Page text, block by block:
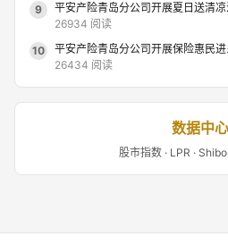
9
平安产险青岛分公司开展夏日送清
26934 阅读
10
平安产险青岛分公司开展保险惠民
26434 阅读
数据中心
股市指数 · LPR ·